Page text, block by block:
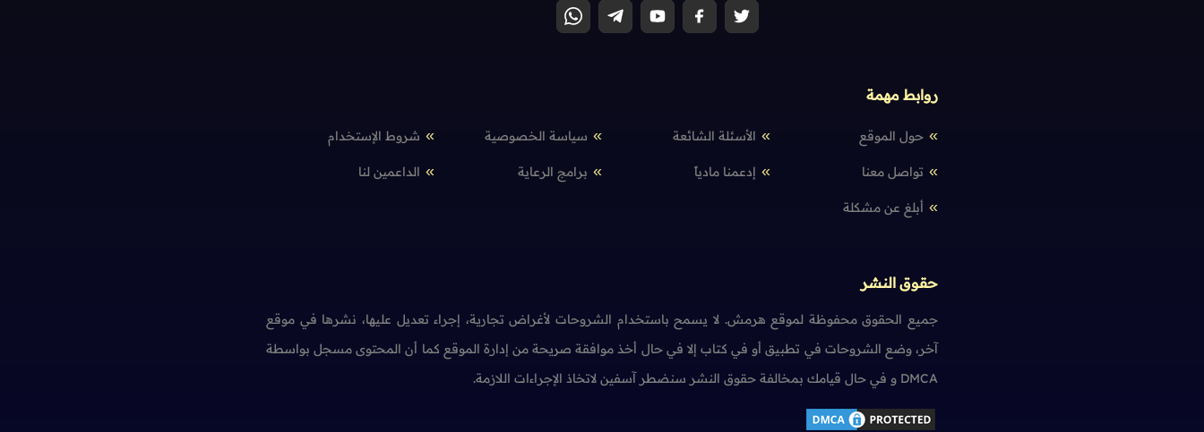
روابط مهمة
حول الموقع الأسئلة الشائعة سياسة الخصوصية شروط الإستخدام
تواصل معنا إدعمنا مادياً برامج الرعاية الداعمين لنا
أبلغ عن مشكلة
حقوق النشر
جميع الحقوق محفوظة لموقع هرمش. لا يسمح باستخدام الشروحات لأغراض تجارية، إجراء تعديل عليها، نشرها في موقع
آخر، وضع الشروحات في تطبيق أو في كتاب إلا في حال أخذ موافقة صريحة من إدارة الموقع كما أن المحتوى مسجل بواسطة
DMCA و في حال قيامك بمخالفة حقوق النشر سنضطر آسفين لاتخاذ الإجراءات اللازمة.